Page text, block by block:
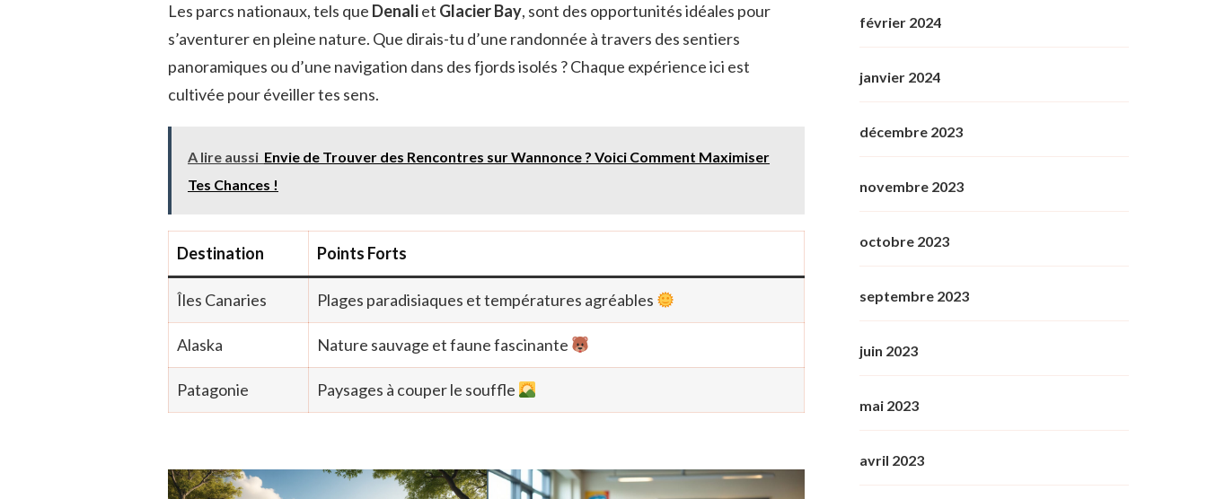
Les parcs nationaux, tels que Denaliet Glacier Bay, sont des opportunités idéales pour
s’aventurer en pleine nature. Que dirais-tu d’une randonnée à travers des sentiers
panoramiques ou d’une navigation dans des fjords isolés ? Chaque expérience ici est
cultivée pour éveiller tes sens.
A lire aussi Envie de Trouver des Rencontres sur Wannonce ? Voici Comment Maximiser
Tes Chances !
Destination Points Forts
Îles Canaries Plages paradisiaques et températures agréables
Alaska Nature sauvage et faune fascinante
Patagonie Paysages à couper le souffle
février 2024
janvier 2024
décembre 2023
novembre 2023
octobre 2023
septembre 2023
juin 2023
mai 2023
avril 2023